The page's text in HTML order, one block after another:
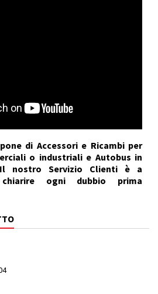
di Accessori e Ricambi per
o industriali e Autobus in
nostro Servizio Clienti è a
ogni dubbio prima